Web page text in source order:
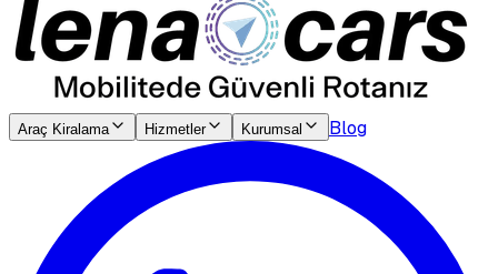
Araç Kiralama Hizmetler Kurumsal Blog